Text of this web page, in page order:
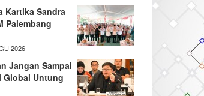
Kartika Sandra
Palembang
2026
Jangan Sampai
Global Untung